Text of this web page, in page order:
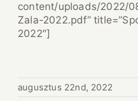
content/uploads/2022/
Zala-2022.pdf”
2022″]
augusztus 22nd, 2022